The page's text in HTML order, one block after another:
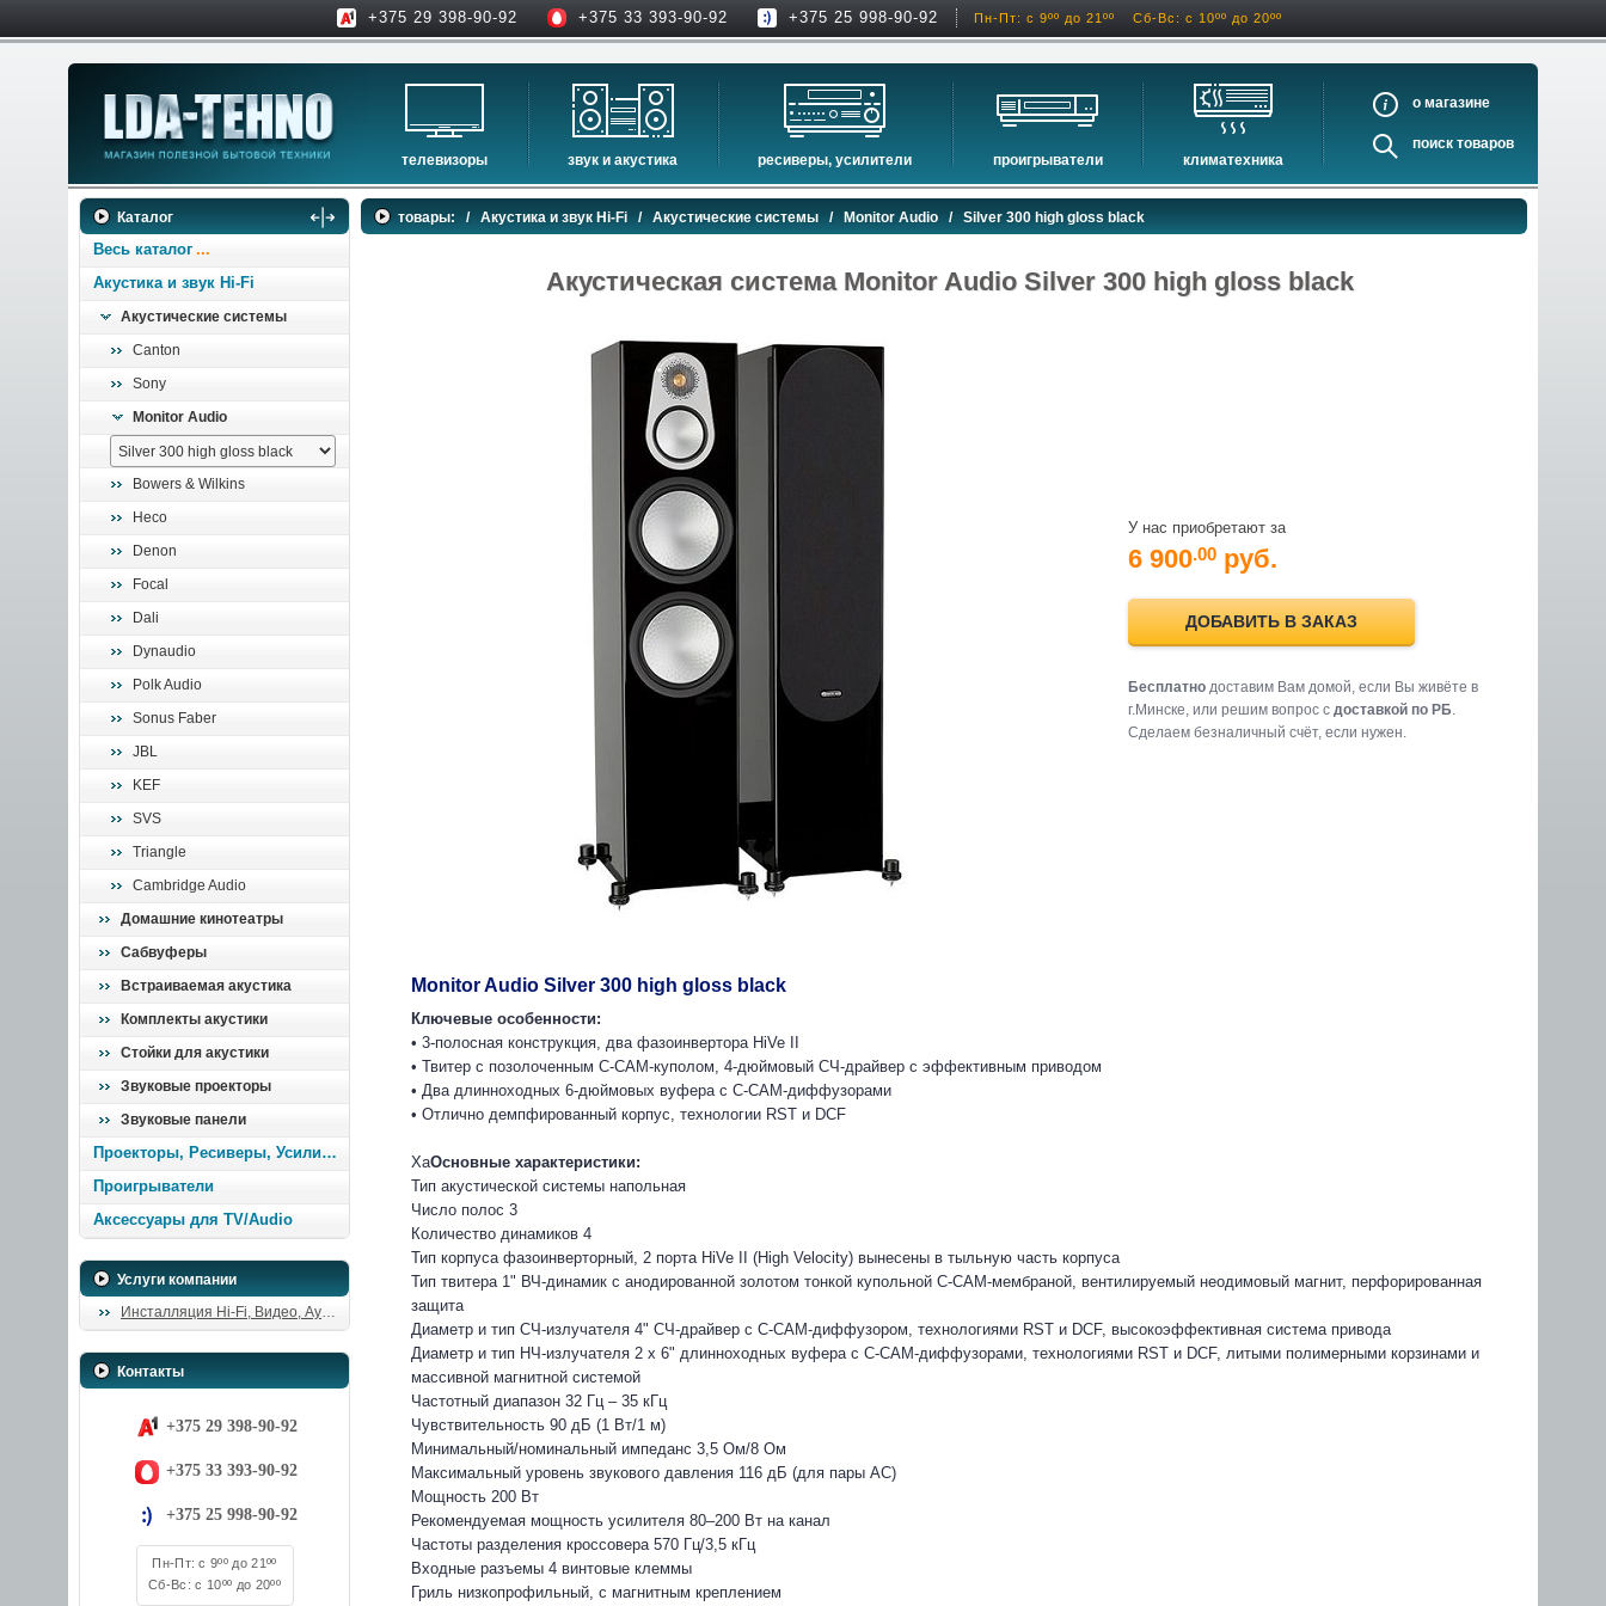
+375 29 398-90-92 +375 33 393-90-92 +375 25 998-90-92 Пн-Пт: с 9ºº до 21ºº Сб-Вс: с 10ºº до 20ºº
телевизоры
телевизоры
аксессуары для тв
звук и акустика
hi-fi акустика
музыкальные центры
сабвуферы
комплекты акустики
стойки для акустики
звуковые проекторы
звуковые панели
шумоизоляция
ресиверы, усилители
проекторы
экраны для проекторов
интерактивные доски
усилители
проигрыватели
сетевые проигрыватели
проигрыватели виниловых дисков
blu-ray проигрыватели
климатехника
кондиционеры
очистители и увлажнители воздуха
осушители воздуха
водонагреватели электрические
о
поиск
Каталог
Весь каталог
Акустика и звук Hi-Fi
Акустические системы
Canton
Sony
Monitor Audio
Bowers & Wilkins
Heco
Denon
Focal
Dali
Dynaudio
Polk Audio
Sonus Faber
JBL
KEF
SVS
Triangle
Cambridge Audio
Домашние кинотеатры
Сабвуферы
Встраиваемая акустика
Комплекты акустики
Стойки для акустики
Звуковые проекторы
Звуковые панели
Проекторы, Ресиверы, Усилители
Проигрыватели
Аксессуары для TV/Audio
Услуги компании
Инсталляция Hi-Fi, Видео, Аудио
Контакты
+375 29 398-90-92
+375 33 393-90-92
+375 25 998-90-92
Пн-Пт: с 9ºº до 21ºº
Сб-Вс: с 10ºº до 20ºº
товары: / Акустика и звук Hi-Fi / Акустические системы / Monitor Audio / Silver 300 high gloss black
Акустическая система Monitor Audio Silver 300 high gloss black
У нас приобретают за
6 900.00 руб.
ДОБАВИТЬ В ЗАКАЗ
Бесплатнодоставим Вам домой, если Вы живёте в
г.Минске, или решим вопрос с доставкой по РБ.
Cделаем безналичный счёт, если нужен.
Monitor Audio Silver 300 high gloss black
Ключевые особенности:
• 3-полосная конструкция, два фазоинвертора HiVe II
• Твитер с позолоченным С-CAM-куполом, 4-дюймовый СЧ-драйвер с эффективным приводом
• Два длинноходных 6-дюймовых вуфера с C-CAM-диффузорами
• Отлично демпфированный корпус, технологии RST и DCF
ХаОсновные характеристики:
Тип акустической системы напольная
Число полос 3
Количество динамиков 4
Тип корпуса фазоинверторный, 2 порта HiVe II (High Velocity) вынесены в тыльную часть корпуса
Тип твитера 1" ВЧ-динамик с анодированной золотом тонкой купольной C-CAM-мембраной, вентилируемый неодимовый магнит, перфорированная
защита
Диаметр и тип СЧ-излучателя 4" СЧ-драйвер с C-CAM-диффузором, технологиями RST и DCF, высокоэффективная система привода
Диаметр и тип НЧ-излучателя 2 х 6" длинноходных вуфера с C-CAM-диффузорами, технологиями RST и DCF, литыми полимерными корзинами и
массивной магнитной системой
Частотный диапазон 32 Гц – 35 кГц
Чувствительность 90 дБ (1 Вт/1 м)
Минимальный/номинальный импеданс 3,5 Ом/8 Ом
Максимальный уровень звукового давления 116 дБ (для пары АС)
Мощность 200 Вт
Рекомендуемая мощность усилителя 80–200 Вт на канал
Частоты разделения кроссовера 570 Гц/3,5 кГц
Входные разъемы 4 винтовые клеммы
Гриль низкопрофильный, с магнитным креплением